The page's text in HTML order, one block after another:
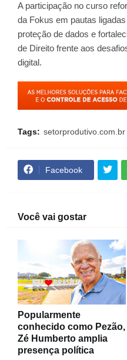
A participação no curso
da Fokus em pautas
proteção de dados e
de Direito frente aos
digital.
Tags: setorprodutivo.com.br
Facebook
Você vai gostar
Popularmente
conhecido como Pezão,
Zé Humberto amplia
presença política